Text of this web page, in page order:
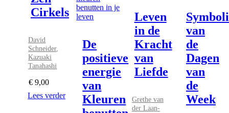
Cirkels
David
Schneider,
Kazuaki
Tanahashi
€ 9,00
Lees verder
De
positieve
energie
van
Kleuren
Leven
in de
Kracht
van
Liefde
Grethe van
der Laan-
van
de
Dagen
van
de
Week